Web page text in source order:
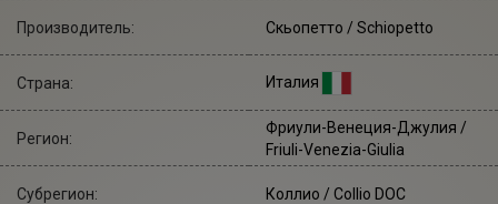
Производитель: Скьопетто / Schiopetto
Страна: Италия
Регион:
Фриули-Венеция-Джулия /
Friuli-Venezia-Giulia
Субрегион: Коллио / Collio DOC